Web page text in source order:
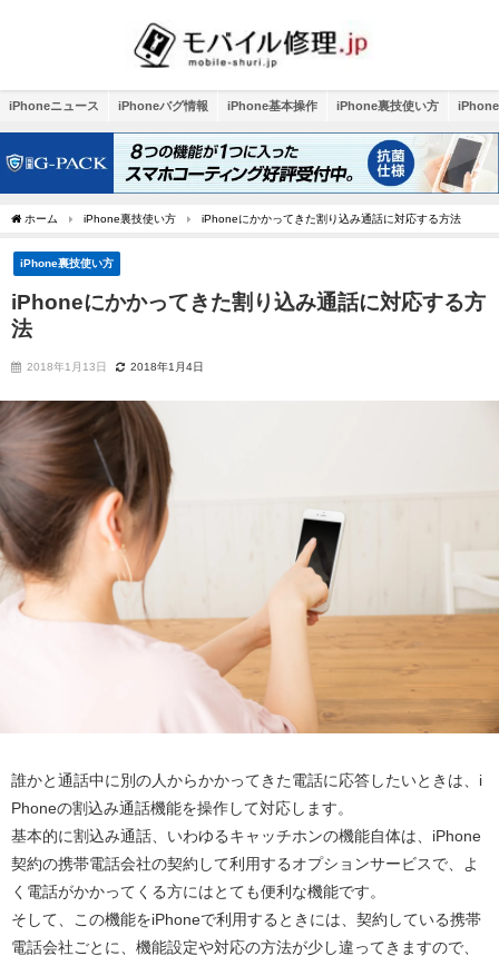
iPhoneニュース iPhoneバグ情報 iPhone基本操作 iPhone裏技使い方
ホーム iPhone裏技使い方 iPhoneにかかってきた割り込み通話に対応する方法
iPhone裏技使い方
iPhoneにかかってきた割り込み通話に対応する方
法
2018年1月13日 2018年1月4日
誰かと通話中に別の人からかかってきた電話に応答したいときは、i
Phoneの割込み通話機能を操作して対応します。
基本的に割込み通話、いわゆるキャッチホンの機能自体は、iPhone
契約の携帯電話会社の契約して利用するオプションサービスで、よ
く電話がかかってくる方にはとても便利な機能です。
そして、この機能をiPhoneで利用するときには、契約している携帯
電話会社ごとに、機能設定や対応の方法が少し違ってきますので、